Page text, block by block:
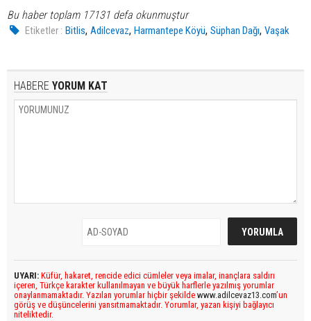
Bu haber toplam 17131 defa okunmuştur
Etiketler : Bitlis,Adilcevaz,Harmantepe Köyü,Süphan Dağı,Vaşak
HABERE YORUM KAT
UYARI: Küfür, hakaret, rencide edici cümleler veya imalar, inançlara saldırı
içeren, Türkçe karakter kullanılmayan ve büyük harflerle yazılmış yorumlar
onaylanmamaktadır. Yazılan yorumlar hiçbir şekilde www.adilcevaz13.com’un
görüş ve düşüncelerini yansıtmamaktadır. Yorumlar, yazan kişiyi bağlayıcı
niteliktedir.